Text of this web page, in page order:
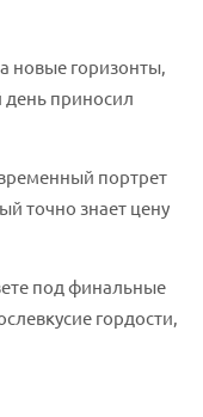
новые горизонты,
приносил
портрет
точно знает цену
под финальные
гордости,